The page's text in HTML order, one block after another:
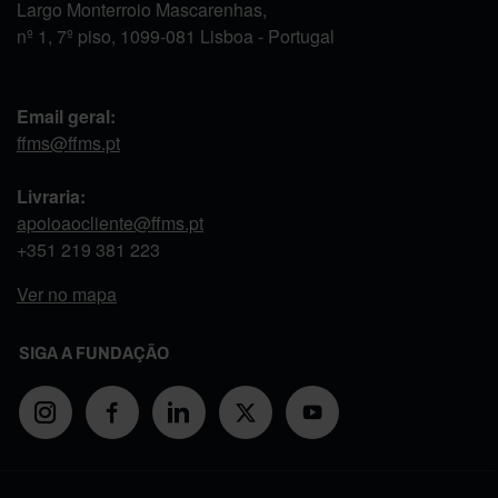
Largo Monterroio Mascarenhas,
nº 1, 7º piso, 1099-081 Lisboa - Portugal
Email geral:
ffms@ffms.pt
Livraria:
apoioaocliente@ffms.pt
+351 219 381 223
Ver no mapa
SIGA A FUNDAÇÃO